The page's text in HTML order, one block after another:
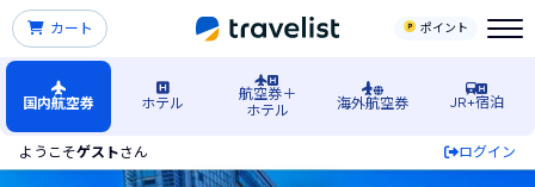
ポイント
カート
国内航空券 ホテル
航空券＋
ホテル
海外航空券 JR+宿泊
ようこそゲストさん ログイン